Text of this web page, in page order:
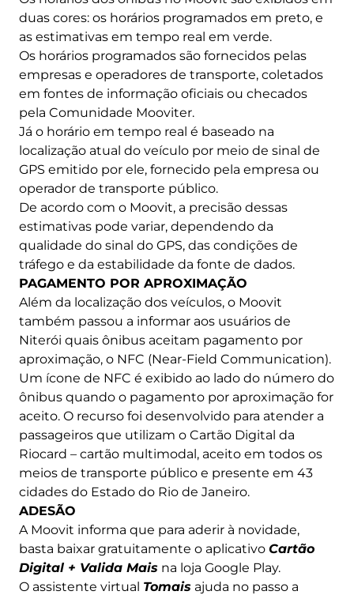
duas cores: os horários programados em preto, e
as estimativas em tempo real em verde.
Os horários programados são fornecidos pelas
empresas e operadores de transporte, coletados
em fontes de informação oficiais ou checados
pela Comunidade Mooviter.
Já o horário em tempo real é baseado na
localização atual do veículo por meio de sinal de
GPS emitido por ele, fornecido pela empresa ou
operador de transporte público.
De acordo com o Moovit, a precisão dessas
estimativas pode variar, dependendo da
qualidade do sinal do GPS, das condições de
tráfego e da estabilidade da fonte de dados.
PAGAMENTO POR APROXIMAÇÃO
Além da localização dos veículos, o Moovit
também passou a informar aos usuários de
Niterói quais ônibus aceitam pagamento por
aproximação, o NFC (Near-Field Communication).
Um ícone de NFC é exibido ao lado do número do
ônibus quando o pagamento por aproximação for
aceito. O recurso foi desenvolvido para atender a
passageiros que utilizam o Cartão Digital da
Riocard – cartão multimodal, aceito em todos os
meios de transporte público e presente em 43
cidades do Estado do Rio de Janeiro.
ADESÃO
A Moovit informa que para aderir à novidade,
basta baixar gratuitamente o aplicativo Cartão
Digital + Valida Mais na loja Google Play.
O assistente virtual Tomais ajuda no passo a